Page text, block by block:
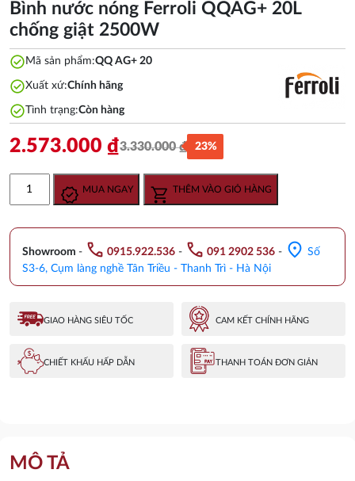
Bình nước nóng Ferroli QQAG+ 20L
chống giật 2500W
check_circle Mã sản phẩm:QQ AG+ 20
check_circleXuất xứ:Chính hãng
check_circleTình trạng:Còn hàng
3.330.000₫
Giá
gốc
là:
2.573.000 ₫
Giá
hiện
tại
2.573.000 ₫.
23%
Ferroli
QQAG+
20L
chống
2500W
lượng
MUA NGAY THÊM VÀO GIỎ HÀNG
Showroom - call 0915.922.536 - call 091 2902 536 - location_on Số
S3-6, Cụm làng nghề Tân Triều - Thanh Trì - Hà Nội
GIAO HÀNG SIÊU TỐC CAM KẾT CHÍNH HÃNG
CHIẾT KHẤU HẤP DẪN THANH TOÁN ĐƠN GIẢN
MÔ TẢ